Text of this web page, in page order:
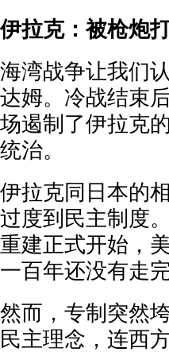
伊拉克：被枪炮
海湾战争让我们
达姆。冷战结束
场遏制了伊拉克
统治。
伊拉克同日本的
过度到民主制度
重建正式开始，
一百年还没有走
然而，专制突然
民主理念，连西